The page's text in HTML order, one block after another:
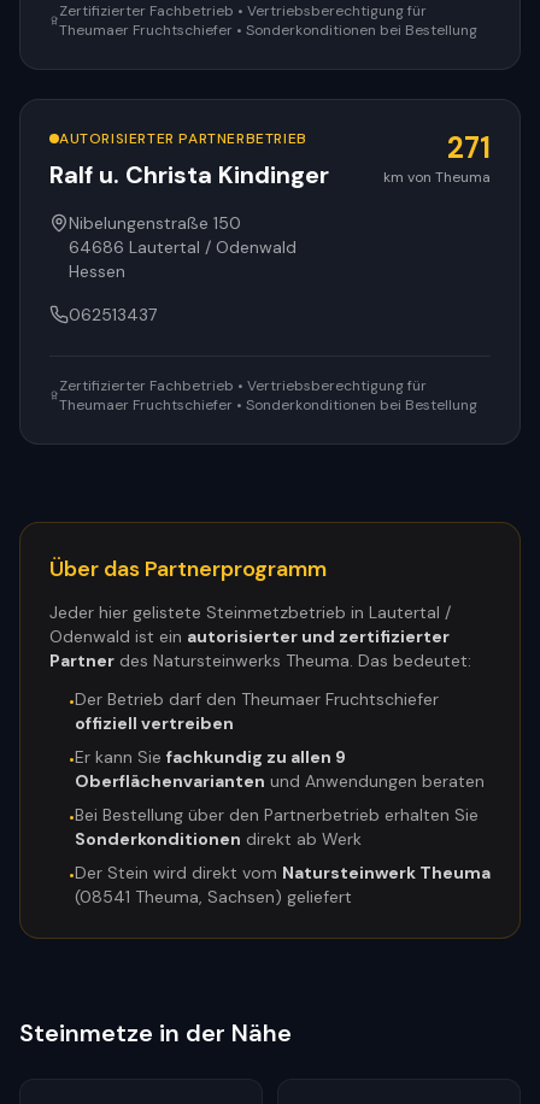
Zertifizierter Fachbetrieb • Vertriebsberechtigung für
Theumaer Fruchtschiefer • Sonderkonditionen bei Bestellung
AUTORISIERTER PARTNERBETRIEB
Ralf u. Christa Kindinger
271
km von Theuma
Nibelungenstraße 150
64686 Lautertal / Odenwald
Hessen
062513437
Zertifizierter Fachbetrieb • Vertriebsberechtigung für
Theumaer Fruchtschiefer • Sonderkonditionen bei Bestellung
Über das Partnerprogramm
Jeder hier gelistete Steinmetzbetrieb in Lautertal /
Odenwald ist ein autorisierter und zertifizierter
Partner des Natursteinwerks Theuma. Das bedeutet:
•Der Betrieb darf den Theumaer Fruchtschiefer
offiziell vertreiben
•Er kann Sie fachkundig zu allen 9
Oberflächenvarianten und Anwendungen beraten
•Bei Bestellung über den Partnerbetrieb erhalten Sie
Sonderkonditionen direkt ab Werk
•Der Stein wird direkt vom Natursteinwerk Theuma
(08541 Theuma, Sachsen) geliefert
Steinmetze in der Nähe